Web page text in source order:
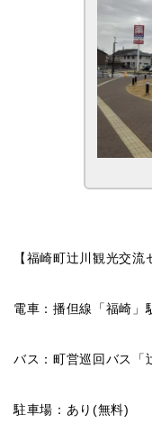
【福崎町辻川観光交
電車：播但線「福崎
バス：町営巡回バス
駐車場：あり(無料)